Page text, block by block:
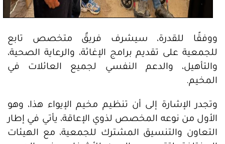
ووفقًا للقدرة، سيشرف فريقٌ متخصص تابع
للجمعية على تقديم برامج الإغاثة، والرعاية الصحية،
والتأهيل، والدعم النفسي لجميع العائلات في
المخيم.
وتجدر الإشارة إلى أن تنظيم مخيم الإيواء هذا، وهو
الأول من نوعه المخصص لذوي الإعاقة، يأتي في إطار
التعاون والتنسيق المشترك للجمعية، مع الهيئات